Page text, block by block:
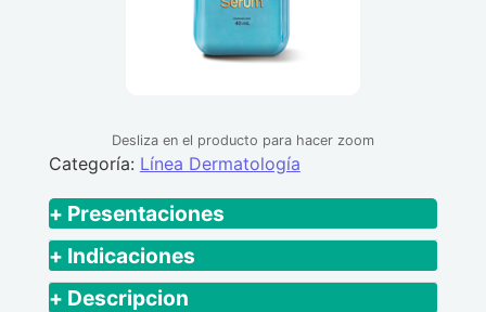
Desliza en el producto para hacer zoom
Categoría: Línea Dermatología
+ Presentaciones
Plegadiza con frasco en vidrio x 40 ml.
+ Indicaciones
Contiene entre varios ingredientes, un
+ Descripcion